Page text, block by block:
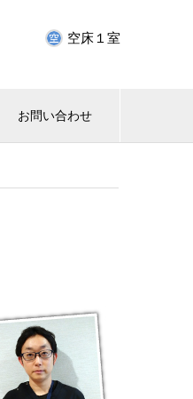
空床１室
お問い合わせ